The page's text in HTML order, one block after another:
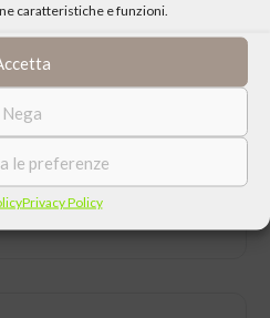
caratteristiche e funzioni.
Nega
le preferenze
Privacy Policy
EVENTO